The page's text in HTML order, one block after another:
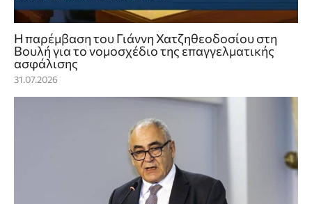
Η παρέμβαση του Γιάννη Χατζηθεοδοσίου στη
Βουλή για το νομοσχέδιο της επαγγελματικής
ασφάλισης
31.07.2026